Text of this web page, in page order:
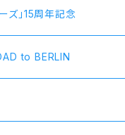
ズ」15周年記念
to BERLIN